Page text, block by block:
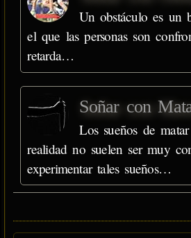
Un obstáculo es un
el que las personas son
retarda…
Soñar con
Los sueños de
realidad no suelen ser muy
experimentar tales sueños…